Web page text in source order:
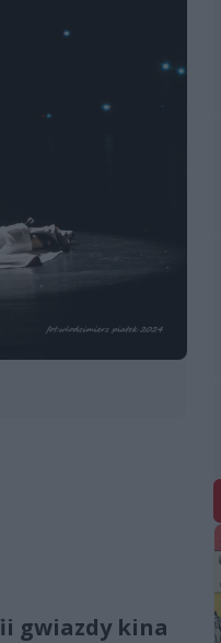
gwiazdy kina